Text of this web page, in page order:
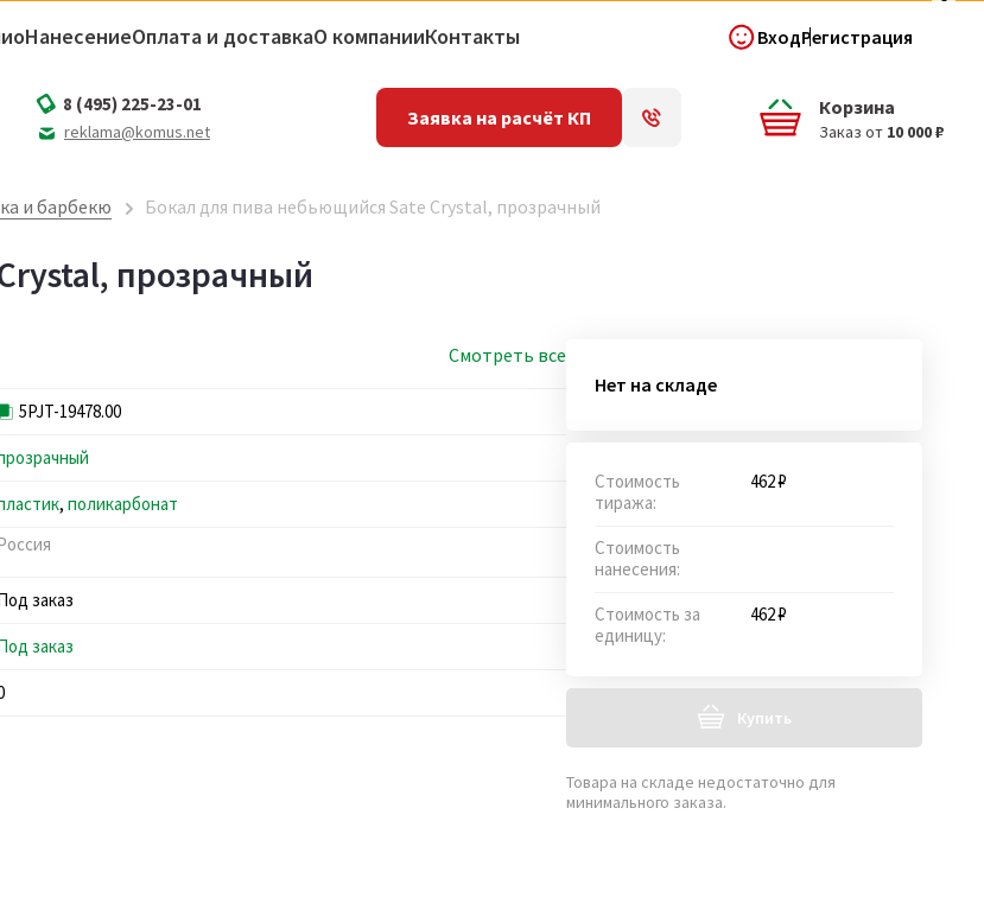
НанесениеОплата и доставкаО компанииКонтакты ВходРегистрация
Корзина
Заказ от 10 000 ₽
8 (495) 225-23-01
reklama@komus.net
Заявка на расчёт КП
и барбекю Бокал для пива небьющийся Sate Crystal, прозрачный
прозрачный
Смотреть все
5PJT-19478.00
, поликарбонат
заказ
заказ
Нет на складе
Стоимость
тиража:
462 ₽
Стоимость
нанесения:
Стоимость за
единицу:
462 ₽
Купить
Товара на складе недостаточно для
минимального заказа.